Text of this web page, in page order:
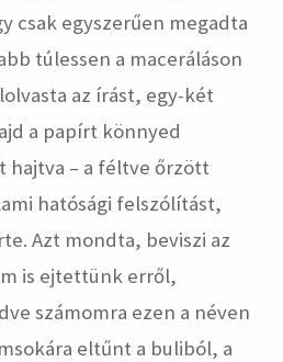
csak egyszerűen megadta
túlessen a maceráláson
az írást, egy-két
a papírt könnyed
hajtva – a féltve őrzött
hatósági felszólítást,
Azt mondta, beviszi az
is ejtettünk erről,
számomra ezen a néven
eltűnt a buliból, a